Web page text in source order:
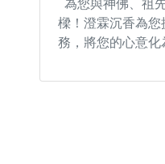
樑！澄霖沉香為
務，將您的心意